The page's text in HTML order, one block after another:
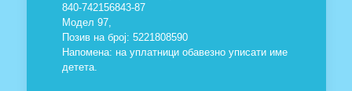
840-742156843-87
Модел 97,
Позив на број: 5221808590
Напомена: на уплатници обавезно уписати име
детета.